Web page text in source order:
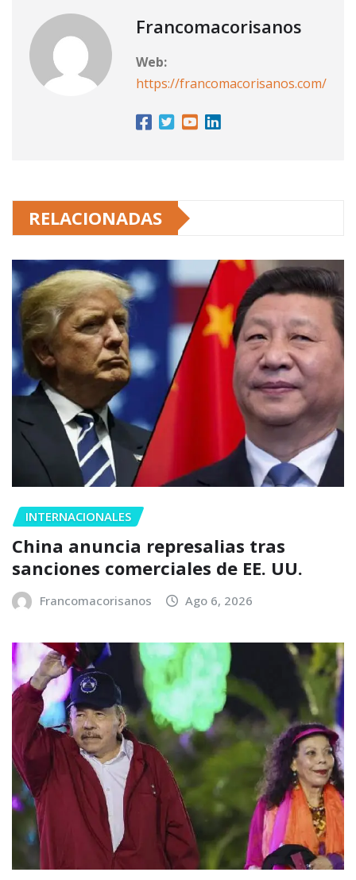
Francomacorisanos
Web:
https://francomacorisanos.com/
RELACIONADAS
INTERNACIONALES
China anuncia represalias tras
sanciones comerciales de EE. UU.
Francomacorisanos Ago 6, 2026